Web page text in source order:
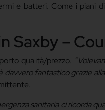
e batteri. Come i piani
Saxby –
qualità/prezzo.
davvero fantastico grazie
sanitaria ci ricorda